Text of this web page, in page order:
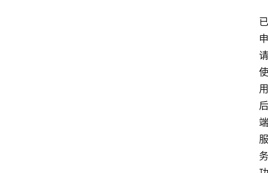
已
申
请
使
用
后
端
服
务